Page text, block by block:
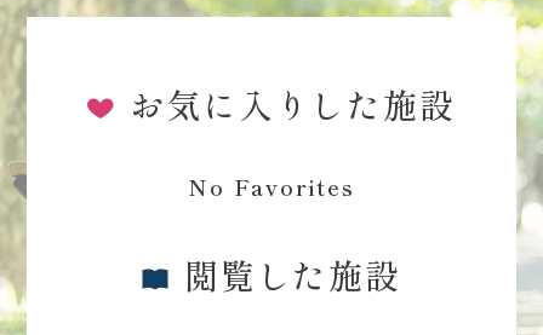
お気に入りした施設
No Favorites
閲覧した施設